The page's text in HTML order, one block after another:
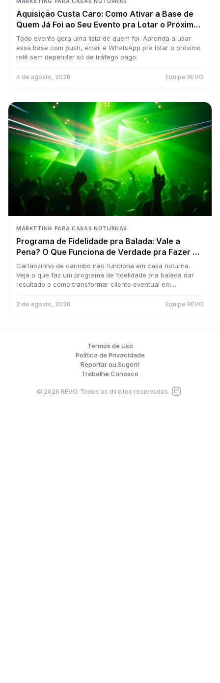
Aquisição Custa Caro: Como Ativar a Base de
Quem Já Foi ao Seu Evento pra Lotar o Próximo
(Gastando Quase Nada)
Todo evento gera uma lista de quem foi. Aprenda a usar
essa base com push, email e WhatsApp pra lotar o próximo
rolê sem depender só de tráfego pago.
4 de agosto, 2026 Equipe REVO
MARKETING PARA CASAS NOTURNAS
Programa de Fidelidade pra Balada: Vale a
Pena? O Que Funciona de Verdade pra Fazer o
Cliente Voltar Toda Semana
Cartãozinho de carimbo não funciona em casa noturna.
Veja o que faz um programa de fidelidade pra balada dar
resultado e como transformar cliente eventual em
2 de agosto, 2026 Equipe REVO
Termos de Uso
Política de Privacidade
Reportar ou Sugerir
Trabalhe Conosco
© 2026 REVO. Todos os direitos reservados.